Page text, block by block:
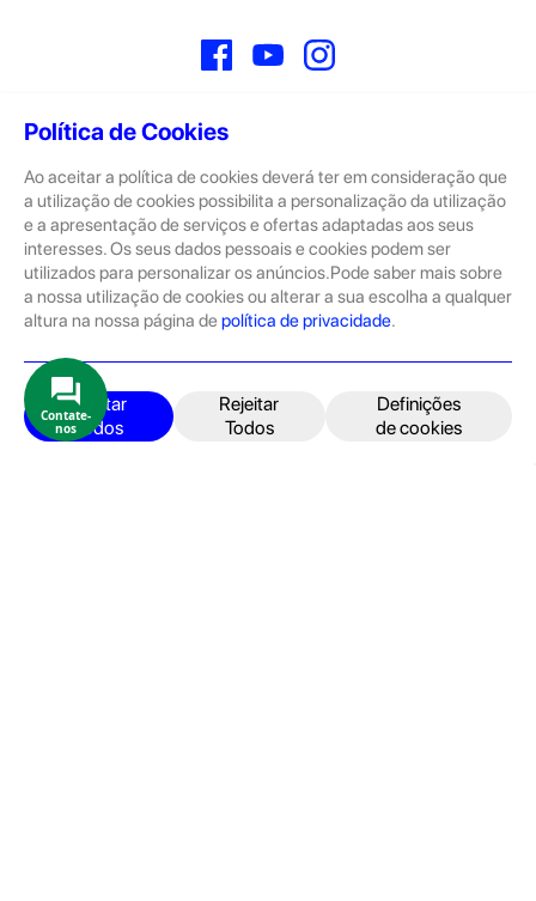
Política de Cookies
Ao aceitar a política de cookies deverá ter em consideração que
a utilização de cookies possibilita a personalização da utilização
e a apresentação de serviços e ofertas adaptadas aos seus
interesses. Os seus dados pessoais e cookies podem ser
utilizados para personalizar os anúncios.Pode saber mais sobre
a nossa utilização de cookies ou alterar a sua escolha a qualquer
altura na nossa página de política de privacidade.
Aceitar
Todos
Rejeitar
Todos
Definições
de cookies
FacebookYouTube
Sobre
A GeekStore é a tua loja de produtos seminovos e novos Apple.
Tratam-se de dispositivos com pouco uso, exposição de loja ou
Novos.
Os seminovos são sempre sujeitos a uma inspeção rigorosa
pelas equipas técnicas que connosco trabalham.
Produtos e Serviços
iPhone
iPad
Contate-
nos